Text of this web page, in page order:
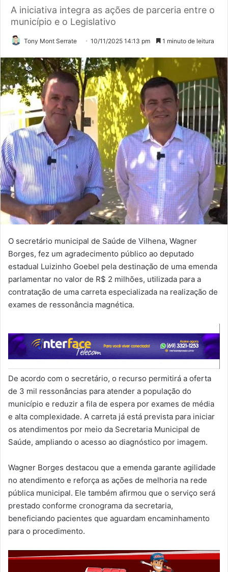
A iniciativa integra as ações de parceria entre o
município e o Legislativo
Tony Mont Serrate 10/11/2025 14:13 pm 1 minuto de leitura
O secretário municipal de Saúde de Vilhena, Wagner
Borges, fez um agradecimento público ao deputado
estadual Luizinho Goebel pela destinação de uma emenda
parlamentar no valor de R$ 2 milhões, utilizada para a
contratação de uma carreta especializada na realização de
exames de ressonância magnética.
De acordo com o secretário, o recurso permitirá a oferta
de 3 mil ressonâncias para atender a população do
município e reduzir a fila de espera por exames de média
e alta complexidade. A carreta já está prevista para iniciar
os atendimentos por meio da Secretaria Municipal de
Saúde, ampliando o acesso ao diagnóstico por imagem.
Wagner Borges destacou que a emenda garante agilidade
no atendimento e reforça as ações de melhoria na rede
pública municipal. Ele também afirmou que o serviço será
prestado conforme cronograma da secretaria,
beneficiando pacientes que aguardam encaminhamento
para o procedimento.